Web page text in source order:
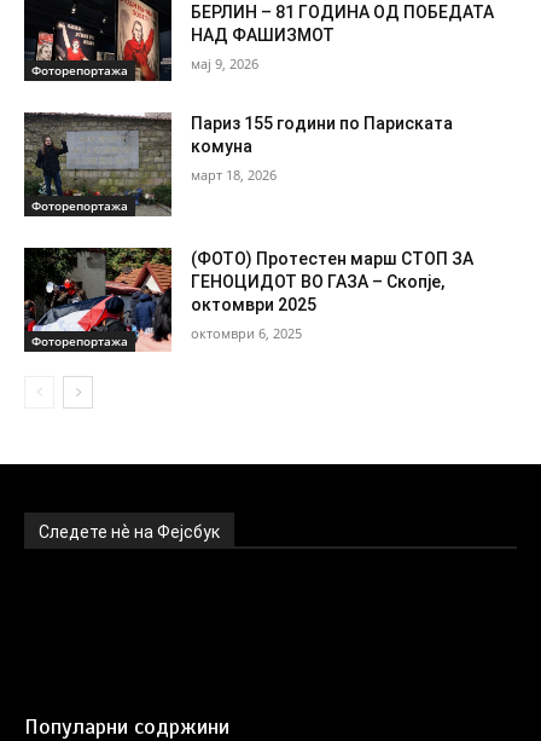
Фоторепортажа
БЕРЛИН – 81 ГОДИНА ОД ПОБЕДАТА
НАД ФАШИЗМОТ
мај 9, 2026
Фоторепортажа
Париз 155 години по Париската
комуна
март 18, 2026
Фоторепортажа
(ФОТО) Протестен марш СТОП ЗА
ГЕНОЦИДОТ ВО ГАЗА – Скопје,
октомври 2025
октомври 6, 2025
Следете нѐ на Фејсбук
Популарни содржини